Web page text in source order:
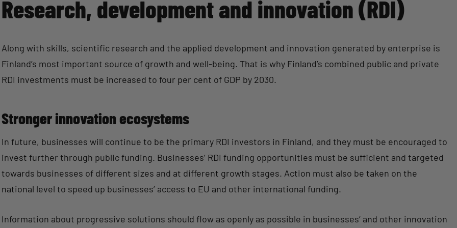
Research, development and innovation (RDI)
Along with skills, scientific research and the applied development and innovation generated by enterprise is
Finland’s most important source of growth and well-being. That is why Finland’s combined public and private
RDI investments must be increased to four per cent of GDP by 2030.
Stronger innovation ecosystems
In future, businesses will continue to be the primary RDI investors in Finland, and they must be encouraged to
invest further through public funding. Businesses’ RDI funding opportunities must be sufficient and targeted
towards businesses of different sizes and at different growth stages. Action must also be taken on the
national level to speed up businesses’ access to EU and other international funding.
Information about progressive solutions should flow as openly as possible in businesses’ and other innovation